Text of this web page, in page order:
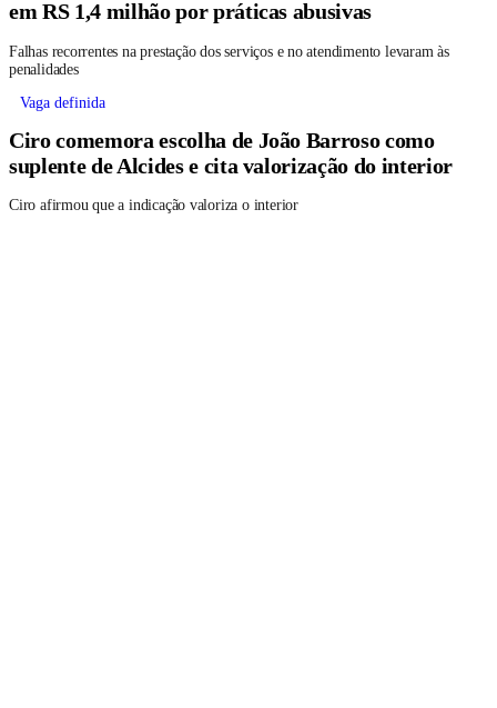
em RS 1,4 milhão por práticas abusivas
Falhas recorrentes na prestação dos serviços e no atendimento levaram às
penalidades
Vaga definida
Ciro comemora escolha de João Barroso como
suplente de Alcides e cita valorização do interior
Ciro afirmou que a indicação valoriza o interior